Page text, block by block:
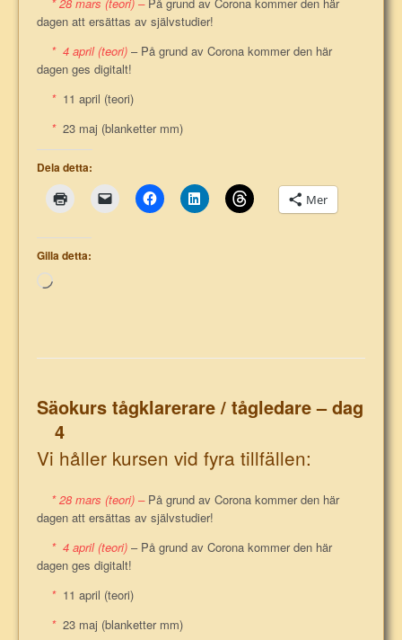
dagen att ersättas av självstudier!
* 4 april (teori) – På grund av Corona kommer den här
dagen ges digitalt!
* 11 april (teori)
* 23 maj (blanketter mm)
Dela detta:
Mer
Gilla detta:
Laddar
Säokurs tågklarerare / tågledare – dag
4
Vi håller kursen vid fyra tillfällen:
* 28 mars (teori) –På grund av Corona kommer den här
dagen att ersättas av självstudier!
* 4 april (teori) – På grund av Corona kommer den här
dagen ges digitalt!
* 11 april (teori)
* 23 maj (blanketter mm)